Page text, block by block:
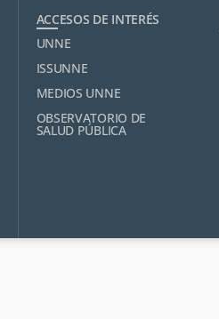
ACCESOS DE INTERÉS
UNNE
ISSUNNE
MEDIOS UNNE
OBSERVATORIO DE
SALUD PÚBLICA